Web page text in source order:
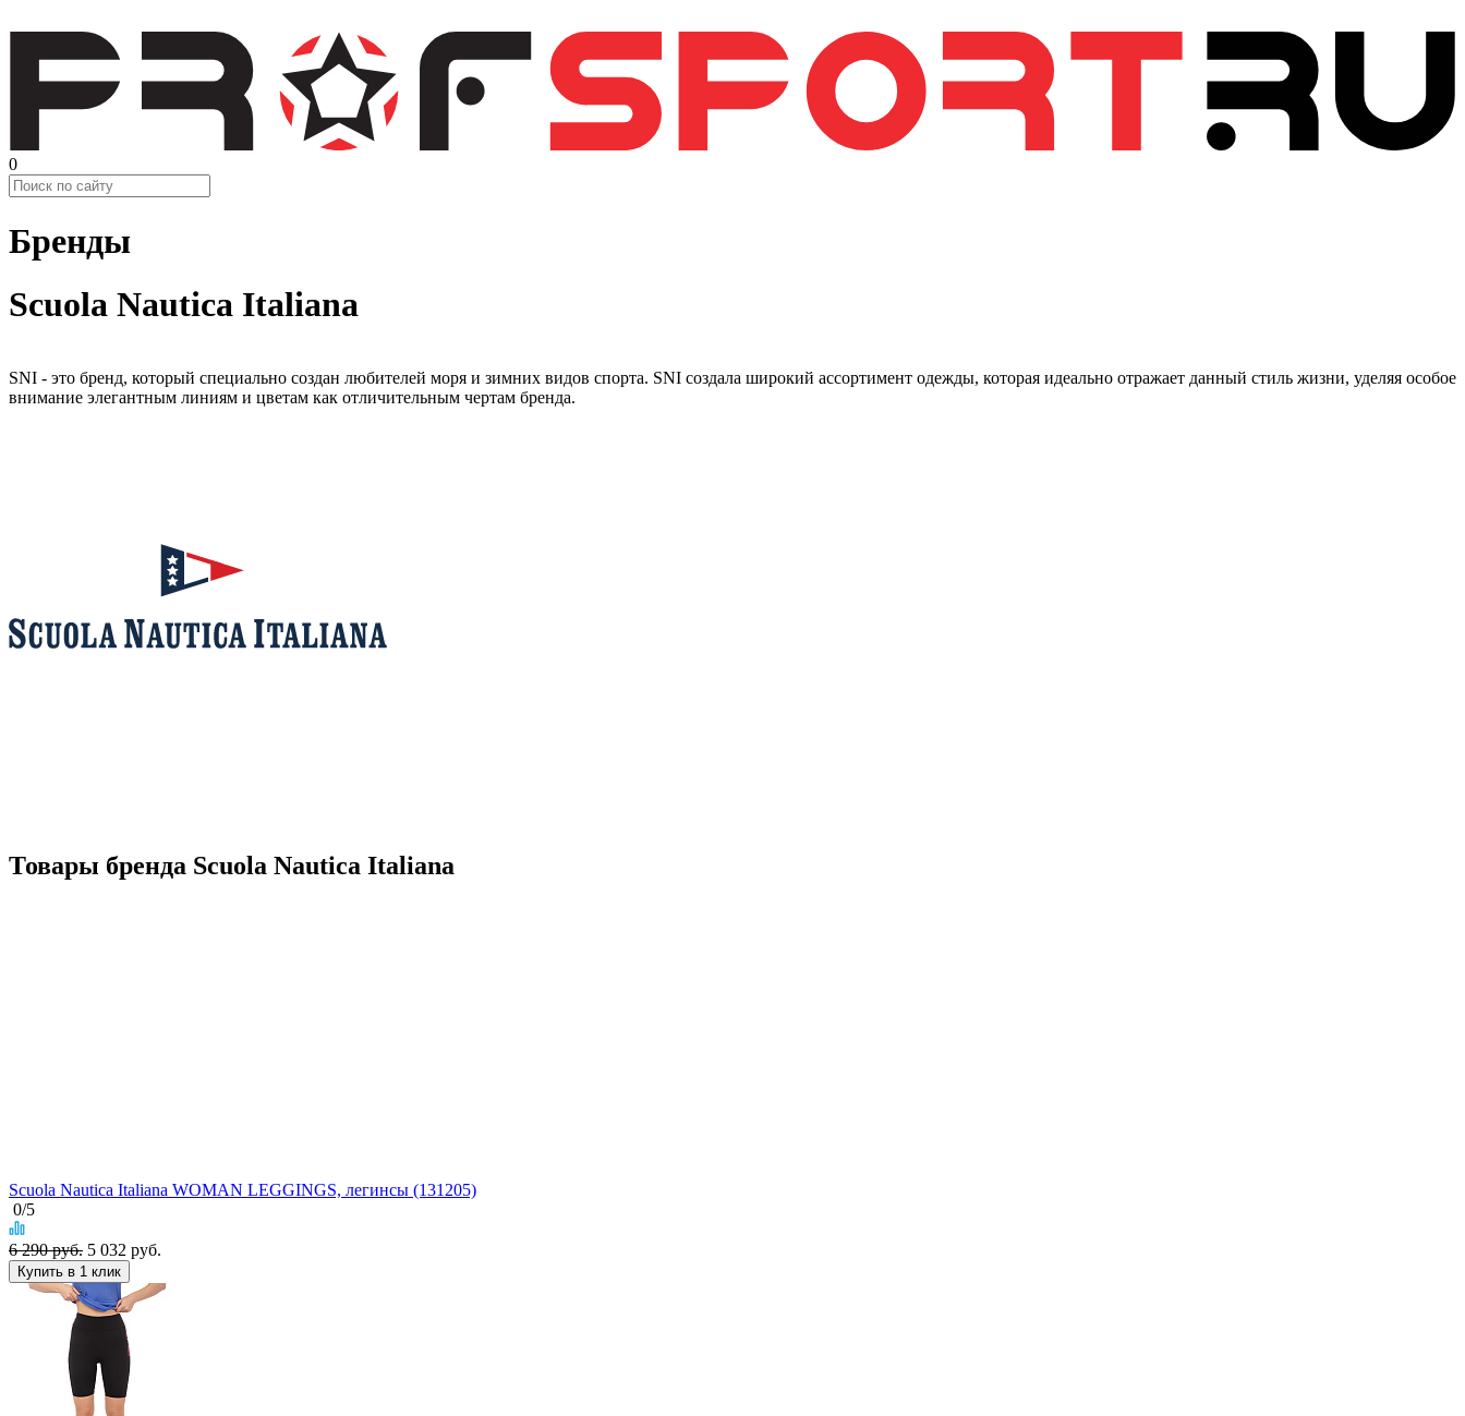
0
Бренды
Scuola Nautica Italiana
SNI - это бренд, который специально создан любителей моря и зимних видов спорта. SNI создала широкий ассортимент одежды, которая идеально отражает данный стиль жизни, уделяя особое
внимание элегантным линиям и цветам как отличительным чертам бренда.
Товары бренда Scuola Nautica Italiana
Scuola Nautica Italiana WOMAN LEGGINGS, легинсы (131205)
0/5
6 290 руб. 5 032 руб.
Купить в 1 клик